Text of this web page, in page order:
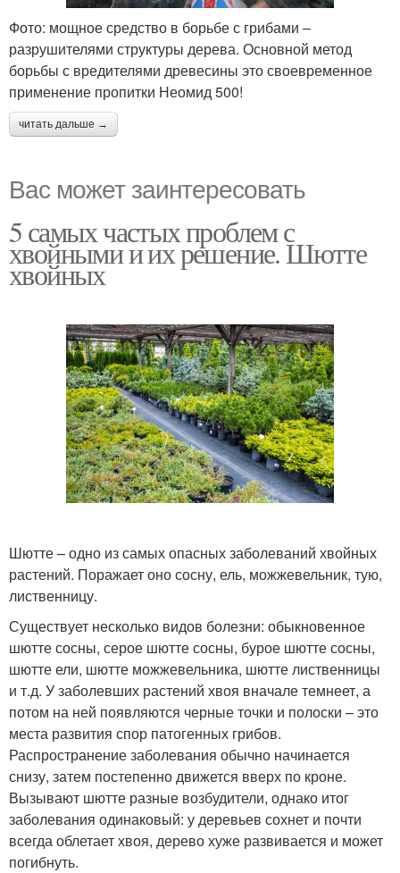
Фото: мощное средство в борьбе с грибами –
разрушителями структуры дерева. Основной метод
борьбы с вредителями древесины это своевременное
применение пропитки Неомид 500!
читать дальше →
Вас может заинтересовать
5 самых частых проблем с
хвойными и их решение. Шютте
хвойных
Шютте – одно из самых опасных заболеваний хвойных
растений. Поражает оно сосну, ель, можжевельник, тую,
лиственницу.
Существует несколько видов болезни: обыкновенное
шютте сосны, серое шютте сосны, бурое шютте сосны,
шютте ели, шютте можжевельника, шютте лиственницы
и т.д. У заболевших растений хвоя вначале темнеет, а
потом на ней появляются черные точки и полоски – это
места развития спор патогенных грибов.
Распространение заболевания обычно начинается
снизу, затем постепенно движется вверх по кроне.
Вызывают шютте разные возбудители, однако итог
заболевания одинаковый: у деревьев сохнет и почти
всегда облетает хвоя, дерево хуже развивается и может
погибнуть.